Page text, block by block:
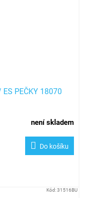
PEČKY 18070
není skladem
Do košíku
Kód:31516BU